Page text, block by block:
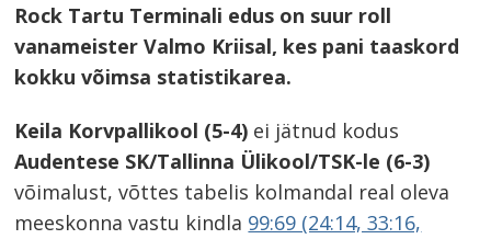
Rock Tartu Terminali edus on suur roll
vanameister Valmo Kriisal, kes pani taaskord
kokku võimsa statistikarea.
Keila Korvpallikool (5-4) ei jätnud kodus
Audentese SK/Tallinna Ülikool/TSK-le (6-3)
võimalust, võttes tabelis kolmandal real oleva
meeskonna vastu kindla 99:69 (24:14, 33:16,